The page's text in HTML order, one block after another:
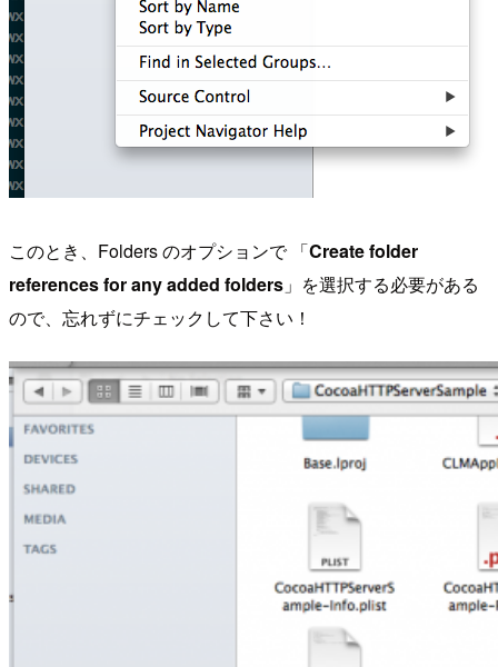
このとき、Folders のオプションで 「Create folder
references for any added folders 」を選択する必要がある
ので、忘れずにチェックして下さい！